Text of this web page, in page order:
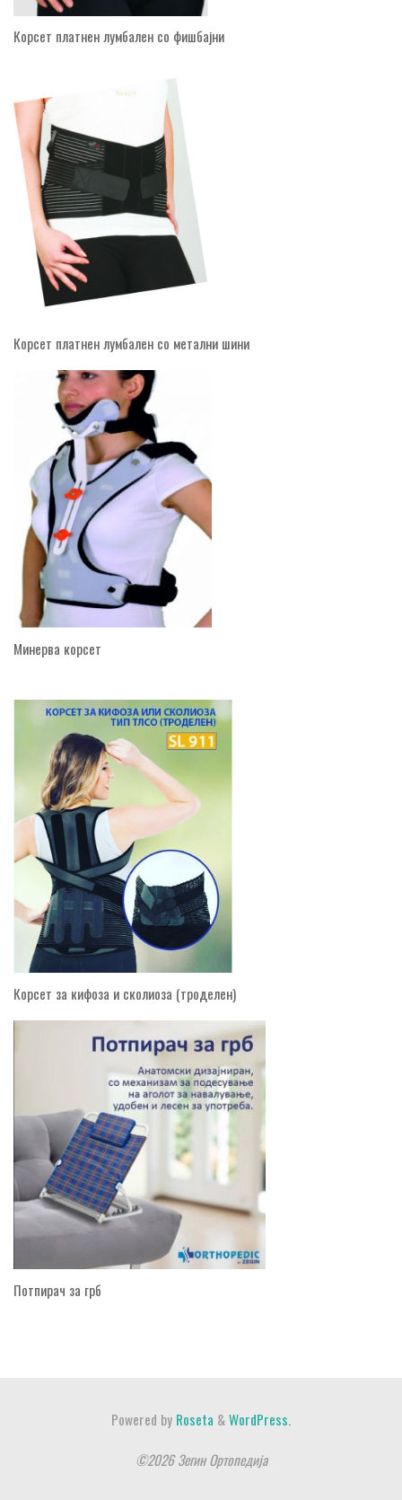
Корсет платнен лумбален со фишбајни
Корсет платнен лумбален со метални шини
Минерва корсет
Корсет за кифоза и сколиоза (троделен)
Потпирач за грб
Powered by Roseta &WordPress.
©2026 Зегин Ортопедија